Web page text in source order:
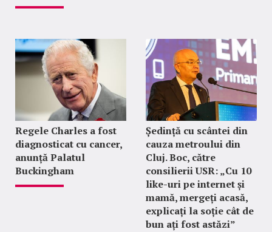
Regele Charles a fost
diagnosticat cu cancer,
anunță Palatul
Buckingham
Ședință cu scântei din
cauza metroului din
Cluj. Boc, către
consilierii USR: „Cu 10
like-uri pe internet și
mamă, mergeți acasă,
explicați la soție cât de
bun ați fost astăzi”